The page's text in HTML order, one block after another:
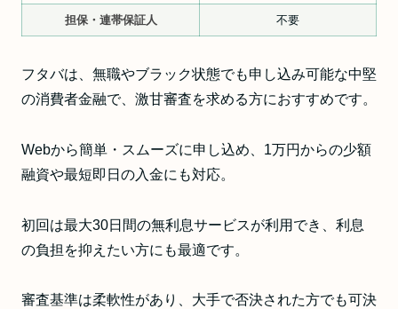
担保・連帯保証人 不要
フタバは、無職やブラック状態でも申し込み可能な中堅
の消費者金融で、激甘審査を求める方におすすめです。
Webから簡単・スムーズに申し込め、1万円からの少額
融資や最短即日の入金にも対応。
初回は最大30日間の無利息サービスが利用でき、利息
の負担を抑えたい方にも最適です。
審査基準は柔軟性があり、大手で否決された方でも可決